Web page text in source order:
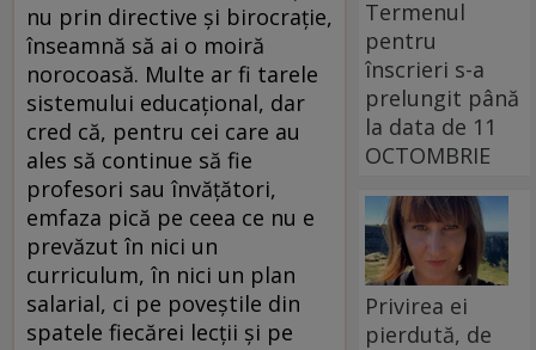
nu prin directive și birocrație,
înseamnă să ai o moiră
norocoasă. Multe ar fi tarele
sistemului educațional, dar
cred că, pentru cei care au
ales să continue să fie
profesori sau învățători,
emfaza pică pe ceea ce nu e
prevăzut în nici un
curriculum, în nici un plan
salarial, ci pe poveștile din
spatele fiecărei lecții și pe
Termenul
pentru
înscrieri s-a
prelungit până
la data de 11
OCTOMBRIE
Privirea ei
pierdută, de